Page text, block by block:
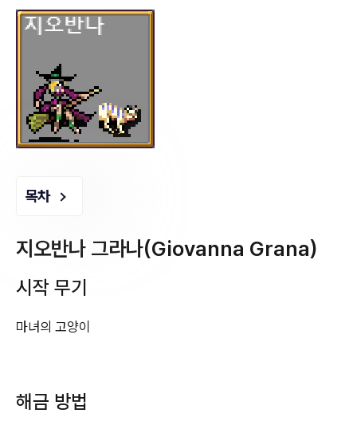
목차
지오반나 그라나(Giovanna Grana)
시작 무기
마녀의 고양이
해금 방법